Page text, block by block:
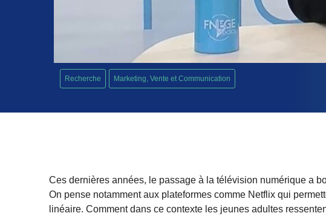
Recherche Marketing, Vente et Communication
Ces dernières années, le passage à la télévision numérique a
On pense notamment aux plateformes comme Netflix qui
linéaire. Comment dans ce contexte les jeunes adultes